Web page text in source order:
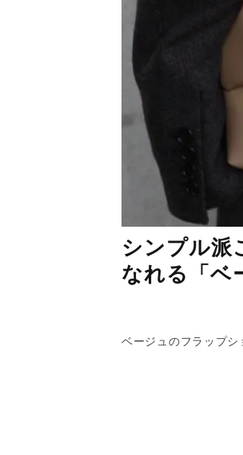
シンプル
なれる「ベ
ベージュのフラップシ